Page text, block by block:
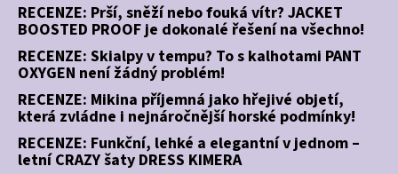
RECENZE: Prší, sněží nebo fouká vítr? JACKET
BOOSTED PROOF je dokonalé řešení na všechno!
RECENZE: Skialpy v tempu? To s kalhotami PANT
OXYGEN není žádný problém!
RECENZE: Mikina příjemná jako hřejivé objetí,
která zvládne i nejnáročnější horské podmínky!
RECENZE: Funkční, lehké a elegantní v jednom –
letní CRAZY šaty DRESS KIMERA